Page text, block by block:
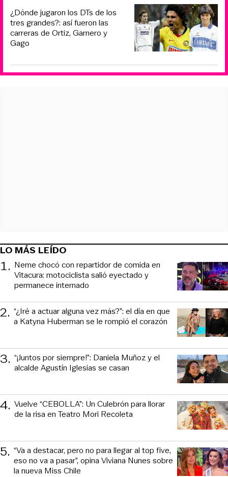
¿Dónde jugaron los DTs de los
tres grandes?: así fueron las
carreras de Ortiz, Garnero y
Gago
LO MÁS LEÍDO
1. Neme chocó con repartidor de comida en
Vitacura: motociclista salió eyectado y
permanece internado
2. “¿Iré a actuar alguna vez más?”: el día en que
a Katyna Huberman se le rompió el corazón
3. “¡Juntos por siempre!”: Daniela Muñoz y el
alcalde Agustín Iglesias se casan
4. Vuelve “CEBOLLA”: Un Culebrón para llorar
de la risa en Teatro Mori Recoleta
5. “Va a destacar, pero no para llegar al top five,
eso no va a pasar”, opina Viviana Nunes sobre
la nueva Miss Chile